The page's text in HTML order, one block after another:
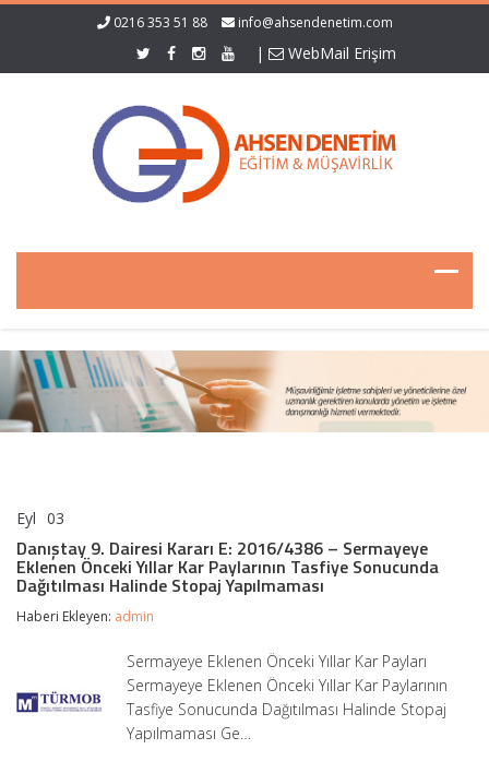
0216 353 51 88 info@ahsendenetim.com
| WebMail Erişim
Eyl 03
Dairesi
Kararı
E:
2016/4386
–
Eklenen
Önceki
Yıllar
Paylarının
Danıştay 9. Dairesi Kararı E: 2016/4386 – Sermayeye
Eklenen Önceki Yıllar Kar Paylarının Tasfiye Sonucunda
Dağıtılması Halinde Stopaj Yapılmaması
Haberi Ekleyen: admin
Sermayeye Eklenen Önceki Yıllar Kar Payları
Sermayeye Eklenen Önceki Yıllar Kar Paylarının
Tasfiye Sonucunda Dağıtılması Halinde Stopaj
Yapılmaması Ge…